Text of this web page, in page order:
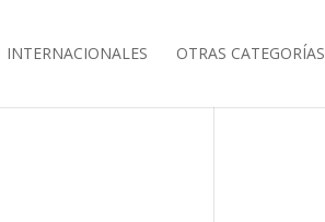
INTERNACIONALES OTRAS CATEGORÍAS